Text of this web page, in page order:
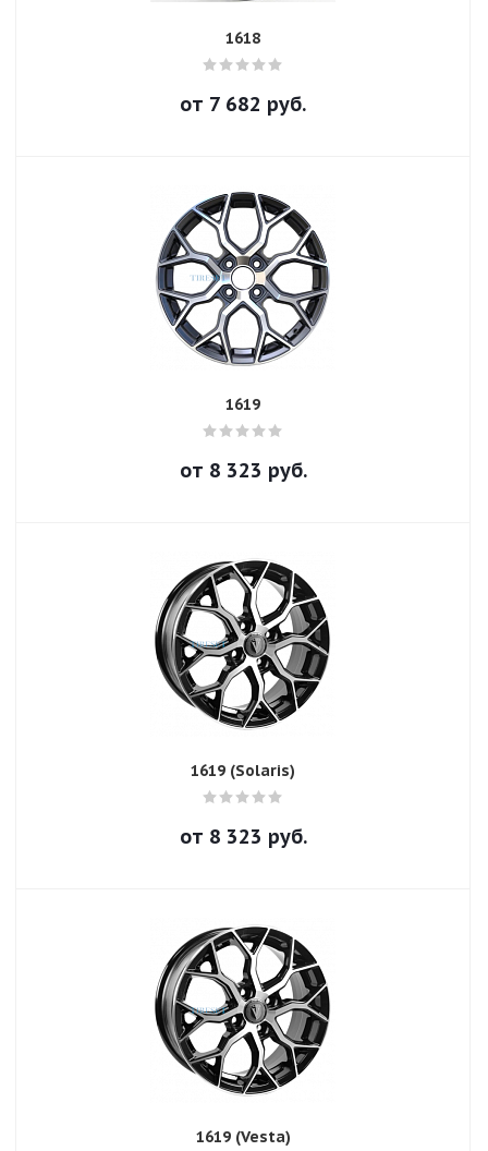
1618
от 7 682 руб.
1619
от 8 323 руб.
1619 (Solaris)
от 8 323 руб.
1619 (Vesta)